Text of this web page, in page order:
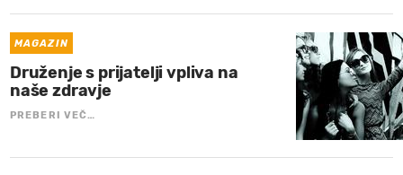
MAGAZIN
Druženje s prijatelji vpliva na
naše zdravje
PREBERI VEČ…